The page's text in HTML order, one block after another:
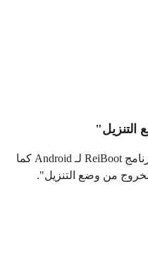
الآن يمكنك رؤية الواجهة الرئيسية لبرنامج ReiBoot لـ Android كما
من وضع التنزيل".